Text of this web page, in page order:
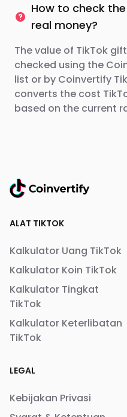
How to check
real money?
The value of TikTok
checked using the
list or by Coinvertify
converts the cost
based on the current
ALAT TIKTOK
Kalkulator Uang TikTok
Kalkulator Koin TikTok
Kalkulator Tingkat
TikTok
Kalkulator Keterlibatan
TikTok
LEGAL
Kebijakan Privasi